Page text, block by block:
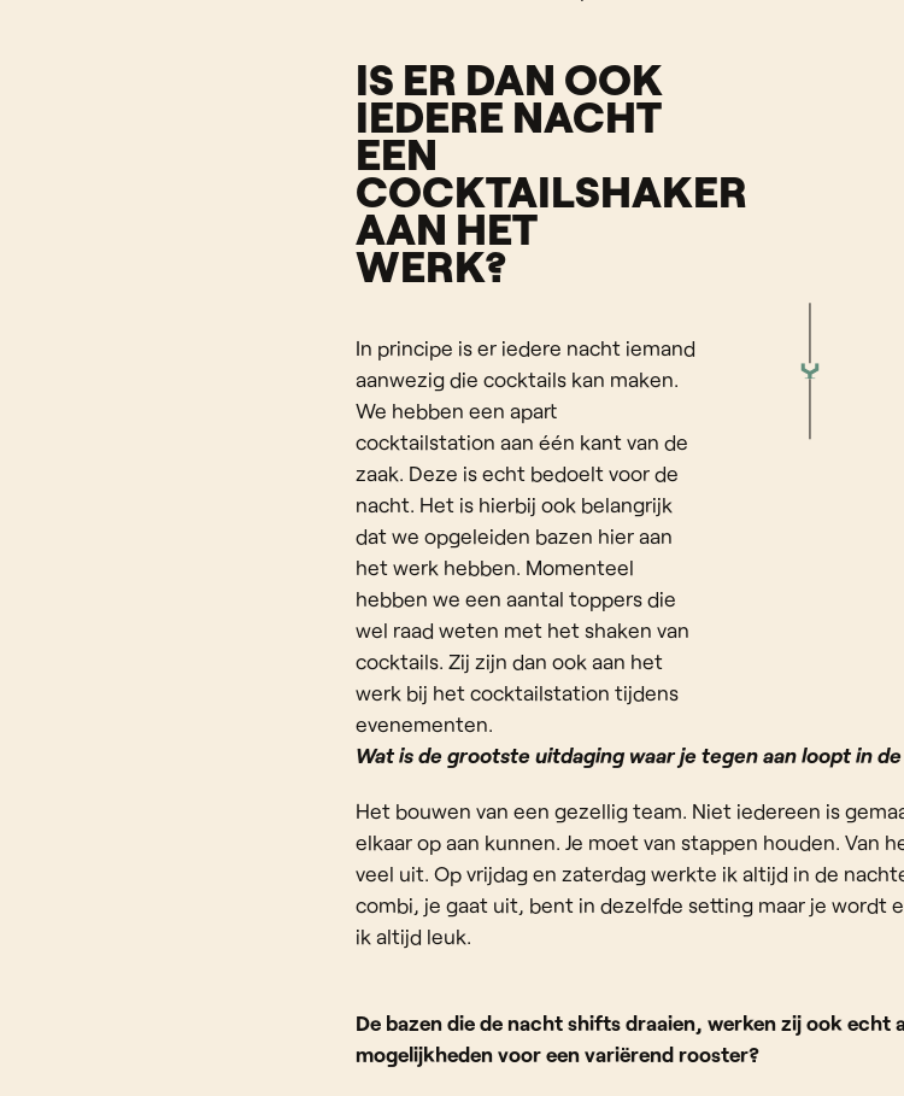
IS ER DAN OOK
IEDERE NACHT
EEN
COCKTAILSHAKER
AAN HET
WERK?
In principe is er iedere nacht iemand
aanwezig die cocktails kan maken.
We hebben een apart
cocktailstation aan één kant van de
zaak. Deze is echt bedoelt voor de
nacht. Het is hierbij ook belangrijk
dat we opgeleiden bazen hier aan
het werk hebben. Momenteel
hebben we een aantal toppers die
wel raad weten met het shaken van
cocktails. Zij zijn dan ook aan het
werk bij het cocktailstation tijdens
evenementen.
Wat is de grootste uitdaging waar je tegen aan loopt in
Het bouwen van een gezellig team. Niet iedereen is
elkaar op aan kunnen. Je moet van stappen houden. Van
veel uit. Op vrijdag en zaterdag werkte ik altijd in de
combi, je gaat uit, bent in dezelfde setting maar je wordt
ik altijd leuk.
De bazen die de nacht shifts draaien, werken zij ook echt
mogelijkheden voor een variërend rooster?